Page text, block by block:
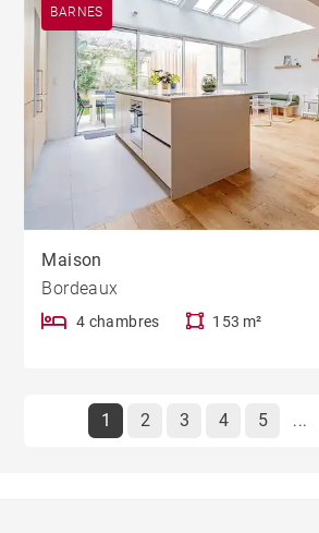
BARNES
Maison
Bordeaux
4 chambres 153 m²
1 2 3 4 5 ...